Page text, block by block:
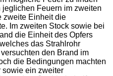
Feuern im zweiten
zweite Einheit die
Im zweiten Stock sowie bei
die Einheit des Opfers
das Strahlrohr
den Brand im
die Bedingungen machten
sowie ein zweiter